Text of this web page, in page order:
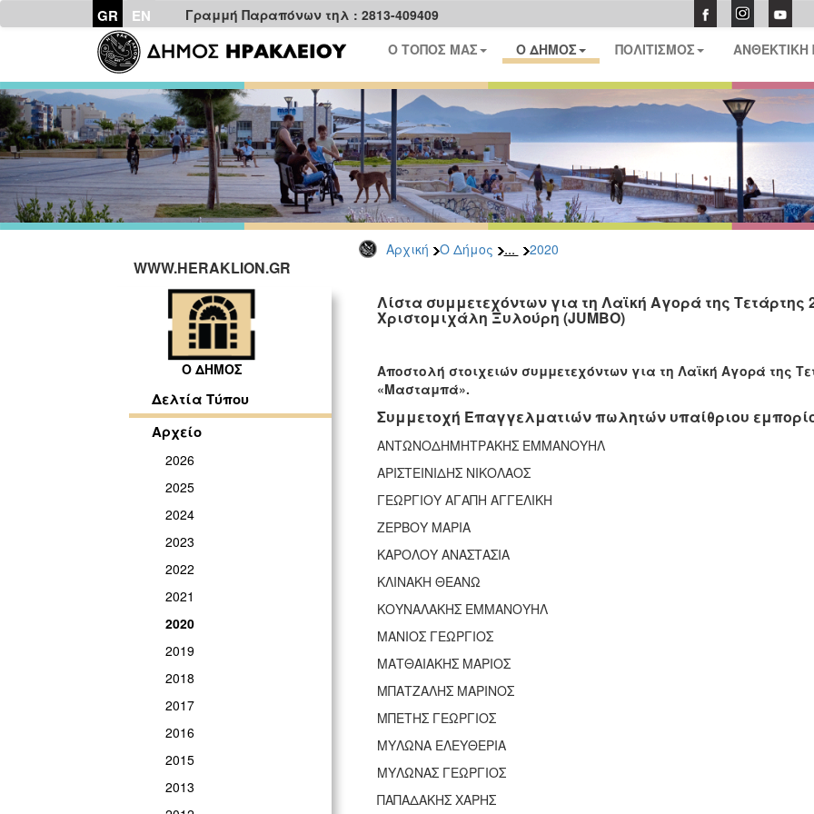
GR EN
Γραμμή Παραπόνων τηλ : 2813-409409
Ο ΤΟΠΟΣ ΜΑΣ
Ο ΔΗΜΟΣ ΠΟΛΙΤΙΣΜΟΣ ΑΝΘΕΚΤΙΚΗ
Αρχική Ο Δήμος ... 2020
WWW.HERAKLION.GR
Ο ΔΗΜΟΣ
Δελτία Τύπου
Αρχείο
2026
2025
2024
2023
2022
2021
2020
2019
2018
2017
2016
2015
2013
Λίστα συμμετεχόντων για τη Λαϊκή Αγορά της Τετάρτης
Χριστομιχάλη Ξυλούρη (JUMBO)
Αποστολή στοιχειών συμμετεχόντων για τη Λαϊκή Αγορά της
«Μασταμπά».
Συμμετοχή Επαγγελματιών πωλητών υπαίθριου
ΑΝΤΩΝΟΔΗΜΗΤΡΑΚΗΣ ΕΜΜΑΝΟΥΗΛ
ΑΡΙΣΤΕΙΝΙΔΗΣ ΝΙΚΟΛΑΟΣ
ΓΕΩΡΓΙΟΥ ΑΓΑΠΗ ΑΓΓΕΛΙΚΗ
ΖΕΡΒΟΥ ΜΑΡΙΑ
ΚΑΡΟΛΟΥ ΑΝΑΣΤΑΣΙΑ
ΚΛΙΝΑΚΗ ΘΕΑΝΩ
ΚΟΥΝΑΛΑΚΗΣ ΕΜΜΑΝΟΥΗΛ
ΜΑΝΙΟΣ ΓΕΩΡΓΙΟΣ
ΜΑΤΘΑΙΑΚΗΣ ΜΑΡΙΟΣ
ΜΠΑΤΖΑΛΗΣ ΜΑΡΙΝΟΣ
ΜΠΕΤΗΣ ΓΕΩΡΓΙΟΣ
ΜΥΛΩΝΑ ΕΛΕΥΘΕΡΙΑ
ΜΥΛΩΝΑΣ ΓΕΩΡΓΙΟΣ
ΠΑΠΑΔΑΚΗΣ ΧΑΡΗΣ